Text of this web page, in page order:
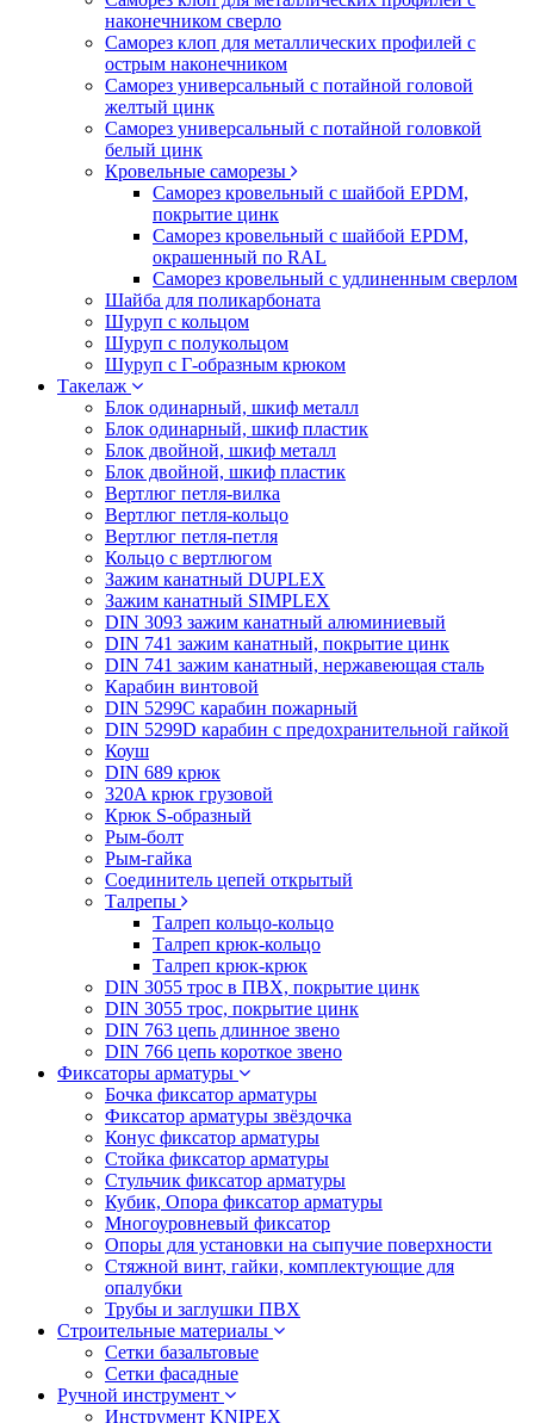
наконечником сверло
Саморез клоп для металлических профилей с
острым наконечником
Саморез универсальный с потайной головой
желтый цинк
Саморез универсальный с потайной головкой
белый цинк
Кровельные саморезы
Саморез кровельный с шайбой EPDM,
покрытие цинк
Саморез кровельный с шайбой EPDM,
окрашенный по RAL
Саморез кровельный с удлиненным сверлом
Шайба для поликарбоната
Шуруп с кольцом
Шуруп с полукольцом
Шуруп с Г-образным крюком
Такелаж
Блок одинарный, шкиф металл
Блок одинарный, шкиф пластик
Блок двойной, шкиф металл
Блок двойной, шкиф пластик
Вертлюг петля-вилка
Вертлюг петля-кольцо
Вертлюг петля-петля
Кольцо с вертлюгом
Зажим канатный DUPLEX
Зажим канатный SIMPLEX
DIN 3093 зажим канатный алюминиевый
DIN 741 зажим канатный, покрытие цинк
DIN 741 зажим канатный, нержавеющая сталь
Карабин винтовой
DIN 5299C карабин пожарный
DIN 5299D карабин с предохранительной гайкой
Коуш
DIN 689 крюк
320A крюк грузовой
Крюк S-образный
Рым-болт
Рым-гайка
Соединитель цепей открытый
Талрепы
Талреп кольцо-кольцо
Талреп крюк-кольцо
Талреп крюк-крюк
DIN 3055 трос в ПВХ, покрытие цинк
DIN 3055 трос, покрытие цинк
DIN 763 цепь длинное звено
DIN 766 цепь короткое звено
Фиксаторы арматуры
Бочка фиксатор арматуры
Фиксатор арматуры звёздочка
Конус фиксатор арматуры
Стойка фиксатор арматуры
Стульчик фиксатор арматуры
Кубик, Опора фиксатор арматуры
Многоуровневый фиксатор
Опоры для установки на сыпучие поверхности
Стяжной винт, гайки, комплектующие для
опалубки
Трубы и заглушки ПВХ
Строительные материалы
Сетки базальтовые
Сетки фасадные
Ручной инструмент
Инструмент KNIPEX